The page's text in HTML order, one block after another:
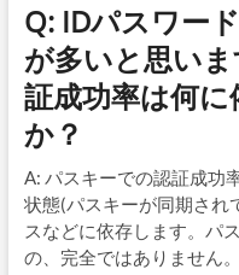
Q: IDパスワー
が多いと思い
証成功率は何
か？
A: パスキーでの認証成功
状態(パスキーが同期され
スなどに依存します。パ
の、完全ではありません。